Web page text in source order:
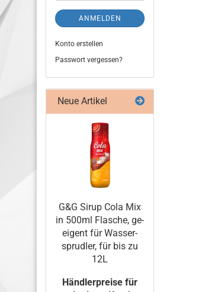
ANMELDEN
Konto erstellen
Passwort vergessen?
Neue Artikel
G&G Sirup Cola Mix
in 500ml Fla­sche, ge­
ei­gent für Was­ser­
sprud­ler, für bis zu
12L
Händlerpreise für